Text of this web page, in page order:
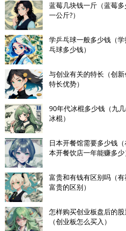
蓝莓几块钱一斤（蓝莓
一公斤?）
学乒乓球一般多少钱（
乓球多少钱）
与创业有关的特长（创新
特长优势）
90年代冰棍多少钱（九
冰棍）
日本开餐馆需要多少钱（
本开餐饮店一年能赚多少
富贵和有钱有区别吗（有
富贵的区别）
怎样购买创业板盘后的
（创业板怎么买入）